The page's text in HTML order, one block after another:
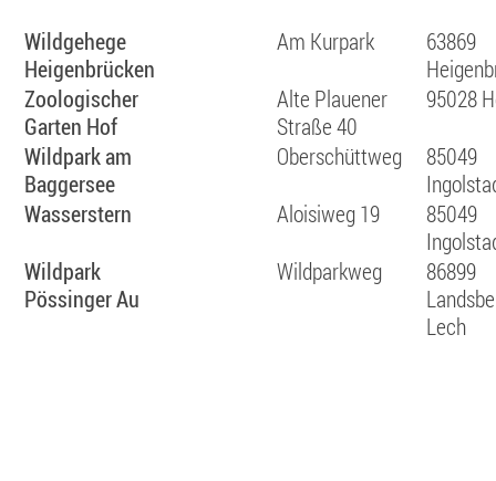
Wildgehege
Heigenbrücken
Am Kurpark
63869
Zoologischer
Garten Hof
Alte Plauener
Straße 40
95028
Wildpark am
Baggersee
Oberschüttweg
85049
Wasserstern
Aloisiweg 19
85049
Wildpark
Pössinger Au
Wildparkweg
86899
Lech